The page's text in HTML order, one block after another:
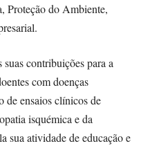
Proteção do Ambiente,
contribuições para a
com doenças
de ensaios clínicos de
isquémica e da
sua atividade de educação e